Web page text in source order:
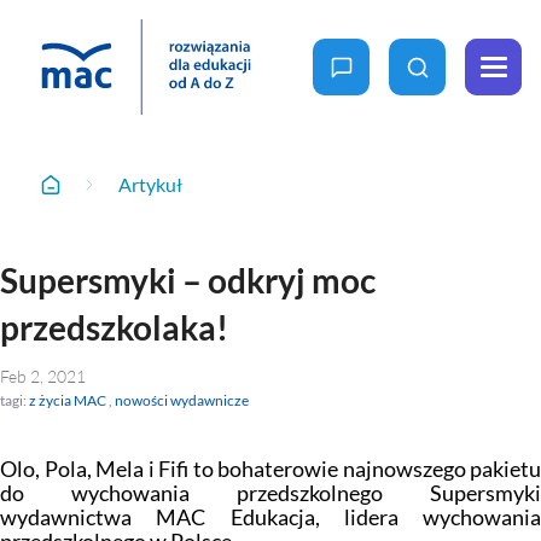
zapytaj naswyszukajMenu
Rośnij z nami Nowość
W przedszkolu naturalnie
szczegóły
Edukacja
wczesnoszkolna
Ale to ciekawe Reforma 2026
Ja i moja szkoła na nowo
Be Happy
Owocna edukacja
Szkoła
Podstawowa
programowa
2026
Podstawa
Specjalne
potrzeby
edukacyjne
Wiedza
Projekty i
programy
Artykuł
Artykuł
Supersmyki – odkryj moc
przedszkolaka!
Feb 2, 2021
tagi: z życia MAC, nowości wydawnicze
Olo, Pola, Mela i Fifi to bohaterowie najnowszego pakietu
do wychowania przedszkolnego Supersmyki
wydawnictwa MAC Edukacja, lidera wychowania